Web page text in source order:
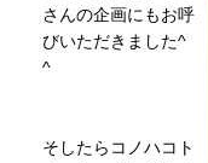
さんの企画にもお呼
びいただきました^
^
そしたらコノハコト